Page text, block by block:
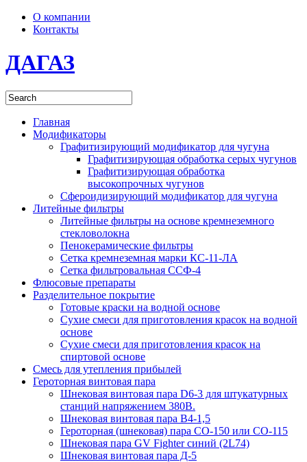
О компании
Контакты
ДАГАЗ
Главная
Модификаторы
Графитизирующий модификатор для чугуна
Графитизирующая обработка серых чугунов
Графитизирующая обработка
высокопрочных чугунов
Сфероидизирующий модификатор для чугуна
Литейные фильтры
Литейные фильтры на основе кремнеземного
стекловолокна
Пенокерамические фильтры
Сетка кремнеземная марки КС-11-ЛА
Сетка фильтровальная ССФ-4
Флюсовые препараты
Разделительное покрытие
Готовые краски на водной основе
Сухие смеси для приготовления красок на водной
основе
Сухие смеси для приготовления красок на
спиртовой основе
Смесь для утепления прибылей
Героторная винтовая пара
Шнековая винтовая пара D6-3 для штукатурных
станций напряжением 380В.
Шнековая винтовая пара В4-1,5
Героторная (шнековая) пара СО-150 или СО-115
Шнековая пара GV Fighter синий (2L74)
Шнековая винтовая пара Д-5